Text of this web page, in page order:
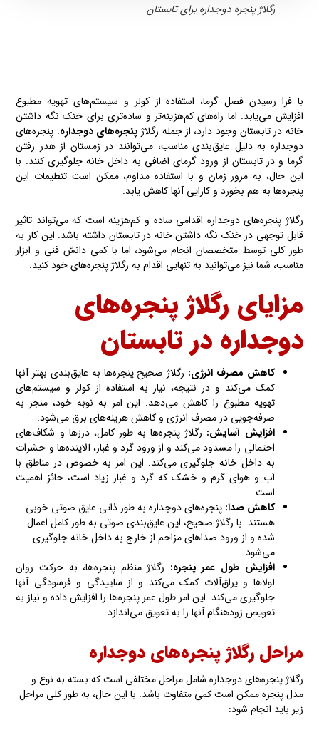
رگلاژ پنجره دوجداره برای تابستان
با فرا رسیدن‌ فصل گرما، استفاده از کولر و سیستم‌های تهویه مطبوع
افزایش می‌یابد. اما راه‌های کم‌هزینه‌تر و ساده‌تری برای خنک نگه داشتن
خانه در تابستان وجود دارد، از جمله رگلاژ پنجره‌های دوجداره. پنجره‌های
دوجداره به دلیل عایق‌بندی مناسب، می‌توانند در زمستان از هدر رفتن
گرما و در تابستان از ورود گرمای اضافی به داخل خانه جلوگیری کنند. با
این حال، به مرور زمان و با استفاده مداوم، ممکن است تنظیمات این
پنجره‌ها به هم بخورد و کارایی آنها کاهش یابد.
رگلاژ پنجره‌های دوجداره اقدامی ساده و کم‌هزینه است که می‌تواند تاثیر
قابل توجهی در خنک نگه داشتن خانه در تابستان داشته باشد. این کار به
طور کلی توسط متخصصان انجام می‌شود، اما با کمی دانش فنی و ابزار
مناسب، شما نیز می‌توانید به تنهایی اقدام به رگلاژ پنجره‌های خود کنید.
مزایای رگلاژ پنجره‌های
دوجداره در تابستان
کاهش مصرف انرژی: رگلاژ صحیح پنجره‌ها به عایق‌بندی بهتر آنها
کمک می‌کند و در نتیجه، نیاز به استفاده از کولر و سیستم‌های
تهویه مطبوع را کاهش می‌دهد. این امر به نوبه خود، منجر به
صرفه‌جویی در مصرف انرژی و کاهش هزینه‌های برق می‌شود.
افزایش آسایش: رگلاژ پنجره‌ها به طور کامل، درزها و شکاف‌های
احتمالی را مسدود می‌کند و از ورود گرد و غبار، آلاینده‌ها و حشرات
به داخل خانه جلوگیری می‌کند. این امر به خصوص در مناطق با
آب و هوای گرم و خشک که گرد و غبار زیاد است، حائز اهمیت
است.
کاهش صدا: پنجره‌های دوجداره به طور ذاتی عایق صوتی خوبی
هستند. با رگلاژ صحیح، این عایق‌بندی صوتی به طور کامل اعمال
شده‌ و از ورود صداهای مزاحم از خارج به داخل خانه جلوگیری
می‌شود.
افزایش طول عمر پنجره: رگلاژ منظم پنجره‌ها، به حرکت روان
لولاها و یراق‌آلات کمک می‌کند و از ساییدگی و فرسودگی آنها
جلوگیری می‌کند. این امر طول عمر پنجره‌ها را افزایش داده‌ و نیاز به
تعویض زودهنگام آنها را به تعویق می‌اندازد.
مراحل رگلاژ پنجره‌های دوجداره
رگلاژ پنجره‌های دوجداره شامل مراحل مختلفی است که بسته‌ به نوع و
مدل پنجره ممکن است کمی متفاوت باشد. با این حال، به طور کلی مراحل
زیر باید انجام شود: